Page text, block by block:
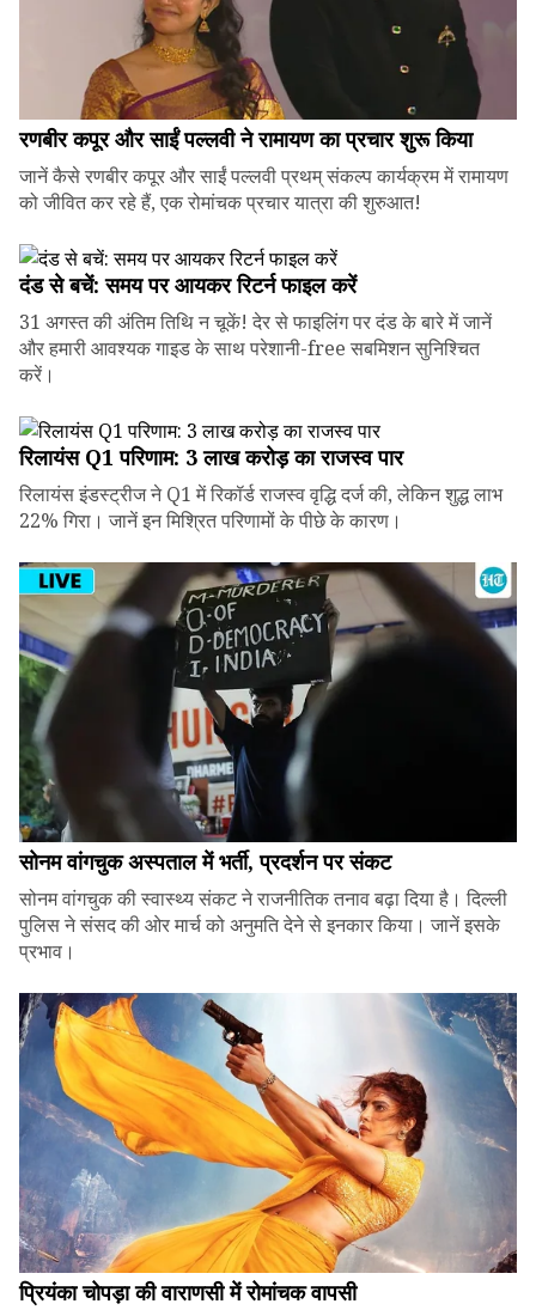
रणबीर कपूर और साईं पल्लवी ने रामायण का प्रचार शुरू किया
जानें कैसे रणबीर कपूर और साईं पल्लवी प्रथम् संकल्प कार्यक्रम में रामायण
को जीवित कर रहे हैं, एक रोमांचक प्रचार यात्रा की शुरुआत!
दंड से बचें: समय पर आयकर रिटर्न फाइल करें
31 अगस्त की अंतिम तिथि न चूकें! देर से फाइलिंग पर दंड के बारे में जानें
और हमारी आवश्यक गाइड के साथ परेशानी-free सबमिशन सुनिश्चित
करें।
रिलायंस Q1 परिणाम: ₹3 लाख करोड़ का राजस्व पार
रिलायंस इंडस्ट्रीज ने Q1 में रिकॉर्ड राजस्व वृद्धि दर्ज की, लेकिन शुद्ध लाभ
22% गिरा। जानें इन मिश्रित परिणामों के पीछे के कारण।
सोनम वांगचुक अस्पताल में भर्ती, प्रदर्शन पर संकट
सोनम वांगचुक की स्वास्थ्य संकट ने राजनीतिक तनाव बढ़ा दिया है। दिल्ली
पुलिस ने संसद की ओर मार्च को अनुमति देने से इनकार किया। जानें इसके
प्रभाव।
प्रियंका चोपड़ा की वाराणसी में रोमांचक वापसी